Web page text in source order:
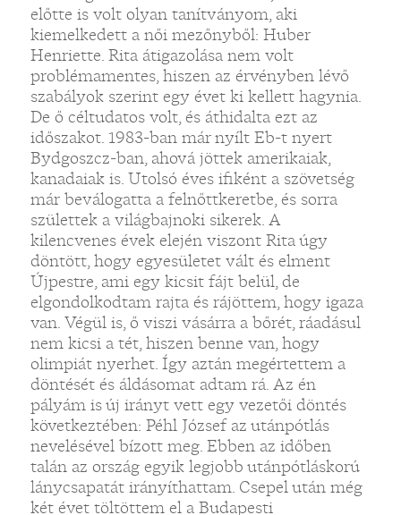
előtte is volt olyan tanítványom, aki
kiemelkedett a női mezőnyből: Huber
Henriette. Rita átigazolása nem volt
problémamentes, hiszen az érvényben lévő
szabályok szerint egy évet ki kellett hagynia.
De ő céltudatos volt, és áthidalta ezt az
időszakot. 1983-ban már nyílt Eb-t nyert
Bydgoszcz-ban, ahová jöttek amerikaiak,
kanadaiak is. Utolsó éves ifiként a szövetség
már beválogatta a felnőttkeretbe, és sorra
születtek a világbajnoki sikerek. A
kilencvenes évek elején viszont Rita úgy
döntött, hogy egyesületet vált és elment
Újpestre, ami egy kicsit fájt belül, de
elgondolkodtam rajta és rájöttem, hogy igaza
van. Végül is, ő viszi vásárra a bőrét, ráadásul
nem kicsi a tét, hiszen benne van, hogy
olimpiát nyerhet. Így aztán megértettem a
döntését és áldásomat adtam rá. Az én
pályám is új irányt vett egy vezetői döntés
következtében: Péhl József az utánpótlás
nevelésével bízott meg. Ebben az időben
talán az ország egyik legjobb utánpótláskorú
lánycsapatát irányíthattam. Csepel után még
két évet töltöttem el a Budapesti